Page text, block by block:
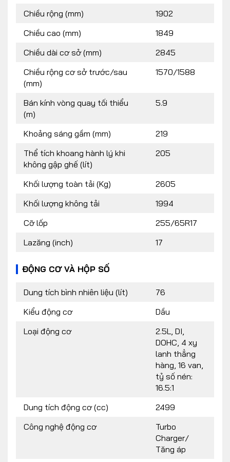
Chiều rộng (mm)
1902
Chiều cao (mm)
1849
Chiều dài cơ sở (mm)
2845
Chiều rộng cơ sở trước/sau
(mm)
1570/1588
Bán kính vòng quay tối thiểu
(m)
5.9
Khoảng sáng gầm (mm)
219
Thể tích khoang hành lý khi
không gập ghế (lít)
205
Khối lượng toàn tải (Kg)
2605
Khối lượng không tải
1994
Cỡ lốp
255/65R17
Lazăng (inch)
17
ĐỘNG CƠ VÀ HỘP SỐ
Dung tích bình nhiên liệu (lít)
76
Kiểu động cơ
Dầu
Loại động cơ
2.5L, DI,
DOHC, 4 xy
lanh thẳng
hàng, 16 van,
tỷ số nén:
16.5:1
Dung tích động cơ (cc)
2499
Công nghệ động cơ
Turbo
Charger/
Tăng áp